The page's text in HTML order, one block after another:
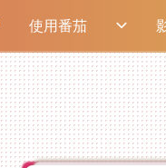
使用番茄